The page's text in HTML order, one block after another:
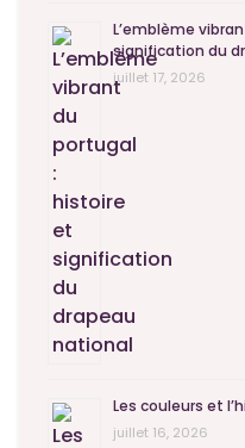
L’emblème
signification du
juillet 17, 2026
Les couleurs et
juillet 16, 2026